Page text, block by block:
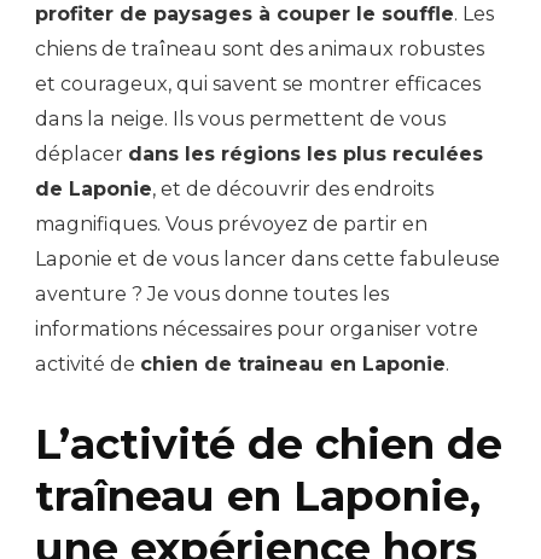
profiter de paysages à couper le souffle. Les
chiens de traîneau sont des animaux robustes
et courageux, qui savent se montrer efficaces
dans la neige. Ils vous permettent de vous
déplacer dans les régions les plus reculées
de Laponie, et de découvrir des endroits
magnifiques. Vous prévoyez de partir en
Laponie et de vous lancer dans cette fabuleuse
aventure ? Je vous donne toutes les
informations nécessaires pour organiser votre
activité de chien de traineau en Laponie.
L’activité de chien de
traîneau en Laponie,
une expérience hors